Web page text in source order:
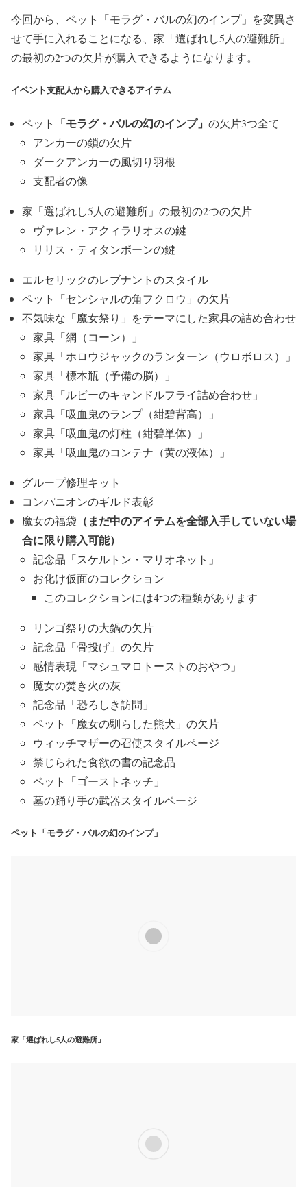
今回から、ペット「モラグ・バルの幻のインプ」を変異さ
せて手に入れることになる、家「選ばれし5人の避難所」
の最初の2つの欠片が購入できるようになります。
イベント支配人から購入できるアイテム
ペット 「モラグ・バルの幻のインプ」 の欠片3つ全て
アンカーの鎖の欠片
ダークアンカーの風切り羽根
支配者の像
家「選ばれし5人の避難所」の最初の2つの欠片
ヴァレン・アクィラリオスの鍵
リリス・ティタンボーンの鍵
エルセリックのレブナントのスタイル
ペット「センシャルの角フクロウ」の欠片
不気味な「魔女祭り」をテーマにした家具の詰め合わせ
家具「網（コーン）」
家具「ホロウジャックのランターン（ウロボロス）」
家具「標本瓶（予備の脳）」
家具「ルビーのキャンドルフライ詰め合わせ」
家具「吸血鬼のランプ（紺碧背高）」
家具「吸血鬼の灯柱（紺碧単体）」
家具「吸血鬼のコンテナ（黄の液体）」
グループ修理キット
コンパニオンのギルド表彰
魔女の福袋 （まだ中のアイテムを全部入手していない場
合に限り購入可能）
記念品「スケルトン・マリオネット」
お化け仮面のコレクション
このコレクションには4つの種類があります
リンゴ祭りの大鍋の欠片
記念品「骨投げ」の欠片
感情表現「マシュマロトーストのおやつ」
魔女の焚き火の灰
記念品「恐ろしき訪問」
ペット「魔女の馴らした熊犬」の欠片
ウィッチマザーの召使スタイルページ
禁じられた食欲の書の記念品
ペット「ゴーストネッチ」
墓の踊り手の武器スタイルページ
ペット「モラグ・バルの幻のインプ」
家「選ばれし5人の避難所」